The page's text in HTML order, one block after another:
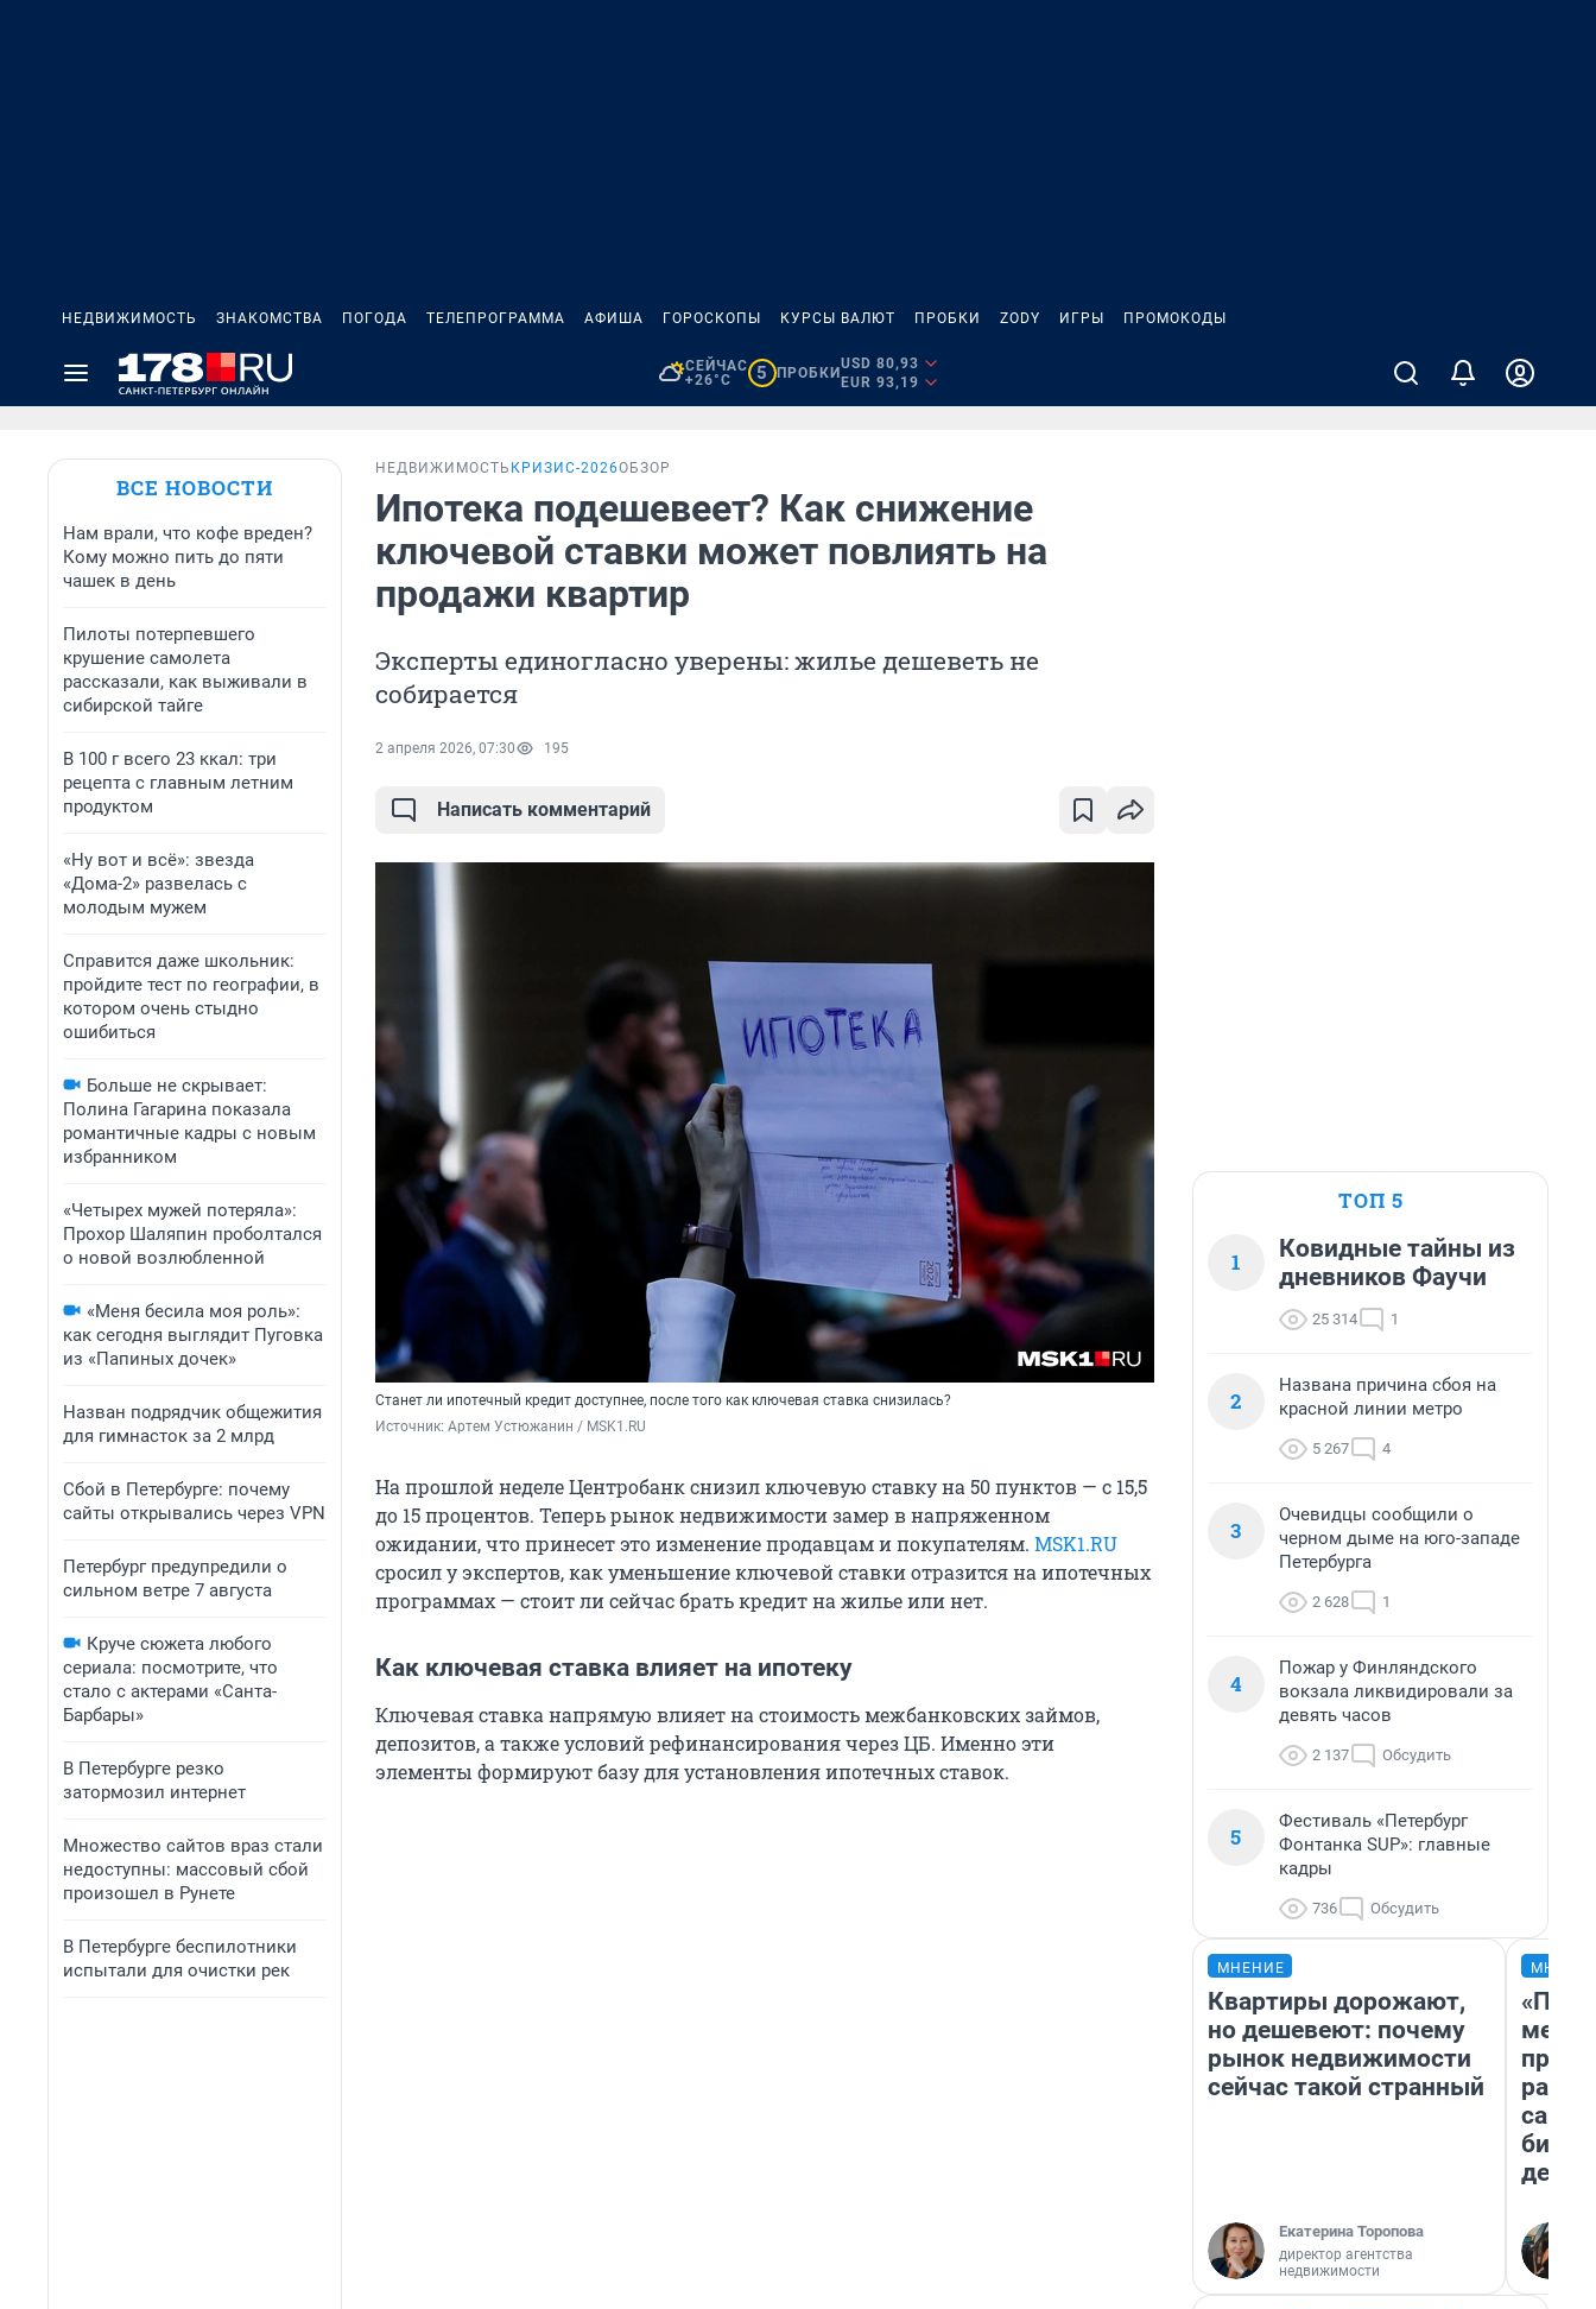
НЕДВИЖИМОСТЬ ЗНАКОМСТВА ПОГОДА ТЕЛЕПРОГРАММА АФИША ГОРОСКОПЫ КУРСЫ ВАЛЮТ ПРОБКИ ZODY ИГРЫ ПРОМОКОДЫ
СЕЙЧАС
+26°C
5 ПРОБКИ
USD 80,93
EUR 93,19
ВСЕ НОВОСТИ
Нам врали, что кофе вреден?
Кому можно пить до пяти
чашек в день
Пилоты потерпевшего
крушение самолета
рассказали, как выживали в
сибирской тайге
В 100 г всего 23 ккал: три
рецепта с главным летним
продуктом
«Ну вот и всё»: звезда
«Дома-2» развелась с
молодым мужем
Справится даже школьник:
пройдите тест по географии, в
котором очень стыдно
ошибиться
Больше не скрывает:
Полина Гагарина показала
романтичные кадры с новым
избранником
«Четырех мужей потеряла»:
Прохор Шаляпин проболтался
о новой возлюбленной
«Меня бесила моя роль»:
как сегодня выглядит Пуговка
из «Папиных дочек»
Назван подрядчик общежития
для гимнасток за 2 млрд
Сбой в Петербурге: почему
сайты открывались через VPN
Петербург предупредили о
сильном ветре 7 августа
Круче сюжета любого
сериала: посмотрите, что
стало с актерами «Санта-
Барбары»
В Петербурге резко
затормозил интернет
Множество сайтов враз стали
недоступны: массовый сбой
произошел в Рунете
В Петербурге беспилотники
испытали для очистки рек
НЕДВИЖИМОСТЬ КРИЗИС-2026ОБЗОР
Ипотека подешевеет? Как снижение
ключевой ставки может повлиять на
продажи квартир
Эксперты единогласно уверены: жилье дешеветь не
собирается
2 апреля 2026, 07:30 195
Написать комментарий
Станет ли ипотечный кредит доступнее, после того как ключевая ставка снизилась?
Источник: Артем Устюжанин / MSK1.RU
На прошлой неделе Центробанк снизил ключевую ставку на 50 пунктов — с 15,5
до 15 процентов. Теперь рынок недвижимости замер в напряженном
ожидании, что принесет это изменение продавцам и покупателям. MSK1.RU
cросил у экспертов, как уменьшение ключевой ставки отразится на ипотечных
программах — стоит ли сейчас брать кредит на жилье или нет.
Как ключевая ставка влияет на ипотеку
Ключевая ставка напрямую влияет на стоимость межбанковских займов,
депозитов, а также условий рефинансирования через ЦБ. Именно эти
элементы формируют базу для установления ипотечных ставок.
ТОП 5
1
Ковидные тайны из
дневников Фаучи
25 314 1
2
Названа причина сбоя на
красной линии метро
5 267 4
3
Очевидцы сообщили о
черном дыме на юго-западе
Петербурга
2 628 1
4
Пожар у Финляндского
вокзала ликвидировали за
девять часов
2 137 Обсудить
5
Фестиваль «Петербург
Фонтанка SUP»: главные
кадры
736 Обсудить
МНЕНИЕ
Квартиры дорожают,
но дешевеют: почему
рынок недвижимости
сейчас такой странный
Екатерина Торопова
директор агентства
недвижимости